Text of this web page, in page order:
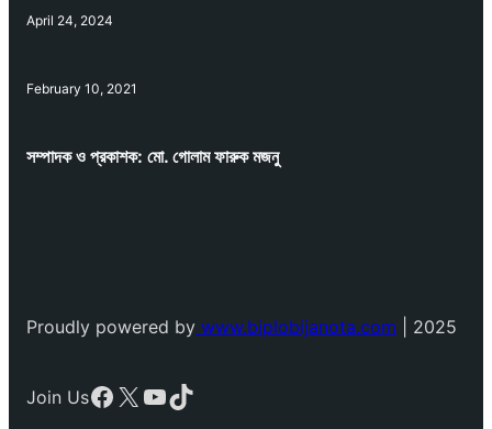
April 24, 2024
February 10, 2021
সম্পাদক ও প্রকাশক: মো. গোলাম ফারুক মজনু
Proudly powered by www.biplobijanota.com | 2025
Join UsFacebook
X YouTube
TikTok